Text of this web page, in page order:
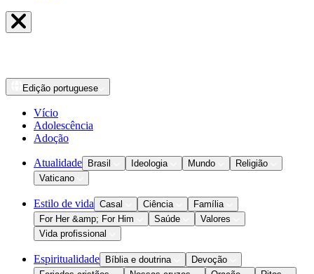
Edição portuguese
Vício
Adolescência
Adoção
Atualidade Brasil Ideologia Mundo
Religião
Vaticano
Estilo de vida Casal Ciência
Família
For Her &amp; For Him
Saúde
Valores
Vida profissional
Espiritualidade Bíblia e doutrina
Devoção